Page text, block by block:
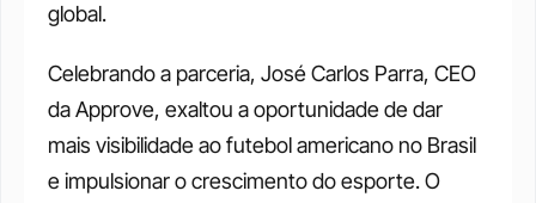
global.
Celebrando a parceria, José Carlos Parra, CEO
da Approve, exaltou a oportunidade de dar
mais visibilidade ao futebol americano no Brasil
e impulsionar o crescimento do esporte. O